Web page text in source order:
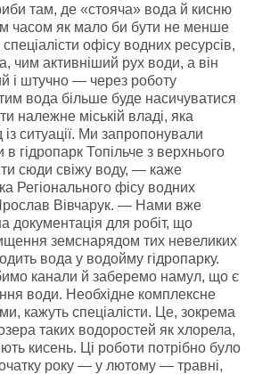
там, де «стояча» вода й кисню
часом як мало би бути не менше
офісу водних ресурсів,
чим активніший рух води, а він
і штучно — через роботу
вода більше буде насичуватися
належне міській владі, яка
ситуації. Ми запропонували
гідропарк Топільче з верхнього
сюди свіжу воду, — каже
Регіонального фісу водних
Вівчарук. — Нами вже
документація для робіт, що
земснарядом тих невеликих
вода у водойму гідропарку.
канали й заберемо намул, що є
води. Необхідне комплексне
кажуть спеціалісти. Це, зокрема
таких водоростей як хлорела,
кисень. Ці роботи потрібно було
року — у лютому — травні,